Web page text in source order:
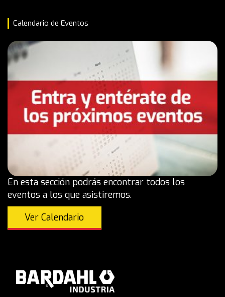
Calendario de Eventos
En esta sección podrás encontrar todos los
eventos a los que asistiremos.
Ver Calendario